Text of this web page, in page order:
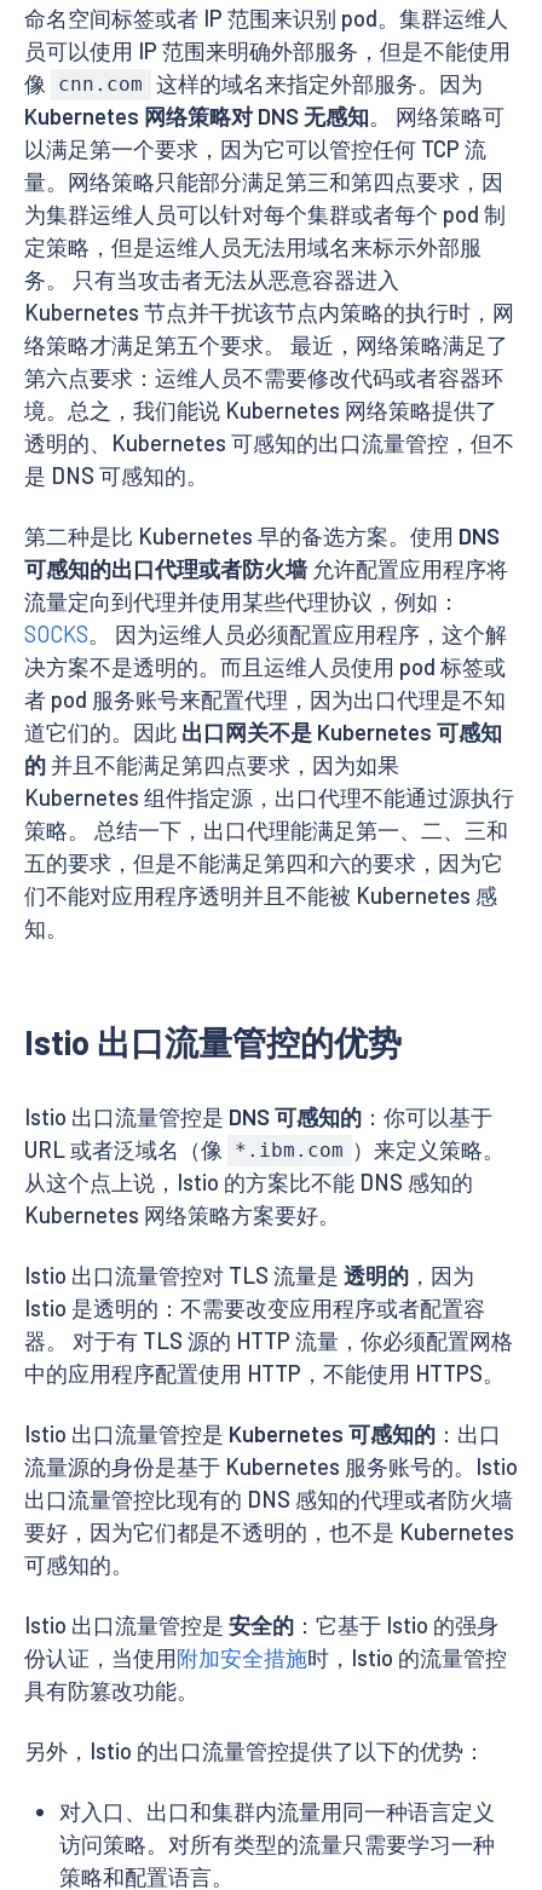
命名空间标签或者 IP 范围来识别 pod。集群运维人
员可以使用 IP 范围来明确外部服务，但是不能使用
像
cnn.com
这样的域名来指定外部服务。因为
Kubernetes 网络策略对 DNS 无感知。 网络策略可
以满足第一个要求，因为它可以管控任何 TCP 流
量。网络策略只能部分满足第三和第四点要求，因
为集群运维人员可以针对每个集群或者每个 pod 制
定策略，但是运维人员无法用域名来标示外部服
务。 只有当攻击者无法从恶意容器进入
Kubernetes 节点并干扰该节点内策略的执行时，网
络策略才满足第五个要求。 最近，网络策略满足了
第六点要求：运维人员不需要修改代码或者容器环
境。总之，我们能说 Kubernetes 网络策略提供了
透明的、Kubernetes 可感知的出口流量管控，但不
是 DNS 可感知的。
第二种是比 Kubernetes 早的备选方案。使用 DNS
可感知的出口代理或者防火墙允许配置应用程序将
流量定向到代理并使用某些代理协议，例如：
SOCKS。 因为运维人员必须配置应用程序，这个解
决方案不是透明的。而且运维人员使用 pod 标签或
者 pod 服务账号来配置代理，因为出口代理是不知
道它们的。因此 出口网关不是 Kubernetes 可感知
的 并且不能满足第四点要求，因为如果
Kubernetes 组件指定源，出口代理不能通过源执行
策略。 总结一下，出口代理能满足第一、二、三和
五的要求，但是不能满足第四和六的要求，因为它
们不能对应用程序透明并且不能被 Kubernetes 感
知。
Istio 出口流量管控的优势
Istio 出口流量管控是 DNS 可感知的 ：你可以基于
URL 或者泛域名（像
*.ibm.com ）来定义策略。
从这个点上说，Istio 的方案比不能 DNS 感知的
Kubernetes 网络策略方案要好。
Istio 出口流量管控对 TLS 流量是 透明的 ，因为
Istio 是透明的：不需要改变应用程序或者配置容
器。 对于有 TLS 源的 HTTP 流量，你必须配置网格
中的应用程序配置使用 HTTP，不能使用 HTTPS。
Istio 出口流量管控是 Kubernetes 可感知的 ：出口
流量源的身份是基于 Kubernetes 服务账号的。Istio
出口流量管控比现有的 DNS 感知的代理或者防火墙
要好，因为它们都是不透明的，也不是 Kubernetes
可感知的。
Istio 出口流量管控是 安全的 ：它基于 Istio 的强身
份认证，当使用附加安全措施时，Istio 的流量管控
具有防篡改功能。
另外，Istio 的出口流量管控提供了以下的优势：
对入口、出口和集群内流量用同一种语言定义
访问策略。对所有类型的流量只需要学习一种
策略和配置语言。